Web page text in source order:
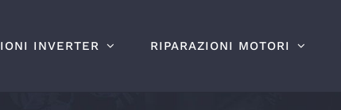
INVERTER RIPARAZIONI MOTORI